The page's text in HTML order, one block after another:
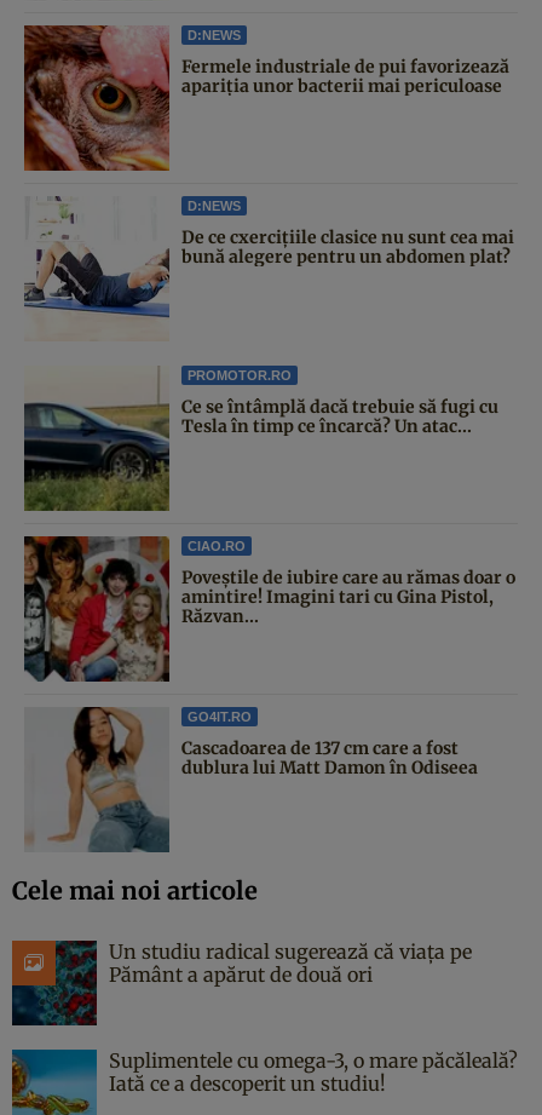
D:NEWS
Fermele industriale de pui favorizează
apariția unor bacterii mai periculoase
D:NEWS
De ce cxercițiile clasice nu sunt cea mai
bună alegere pentru un abdomen plat?
PROMOTOR.RO
Ce se întâmplă dacă trebuie să fugi cu
Tesla în timp ce încarcă? Un atac...
CIAO.RO
Poveştile de iubire care au rămas doar o
amintire! Imagini tari cu Gina Pistol,
Răzvan...
GO4IT.RO
Cascadoarea de 137 cm care a fost
dublura lui Matt Damon în Odiseea
Cele mai noi articole
Un studiu radical sugerează că viața pe
Pământ a apărut de două ori
Suplimentele cu omega-3, o mare păcăleală?
Iată ce a descoperit un studiu!